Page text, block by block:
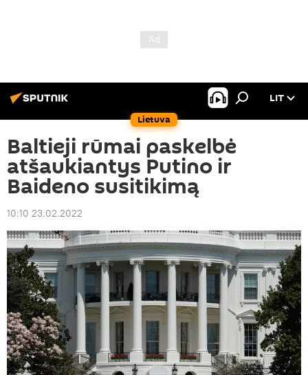
Lietuva
LIT
Baltieji rūmai paskelbė
atšaukiantys Putino ir
Baideno susitikimą
10:10 23.02.2022